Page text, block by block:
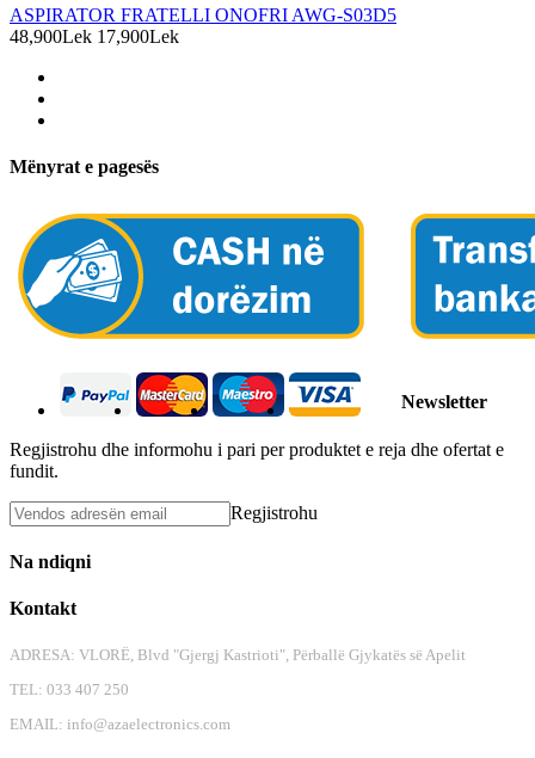
ASPIRATOR FRATELLI ONOFRI AWG-S03D5
48,900Lek 17,900Lek
Mënyrat e pagesës
Newsletter
Regjistrohu dhe informohu i pari per produktet e reja dhe ofertat e
fundit.
Regjistrohu
Na ndiqni
Kontakt
ADRESA: VLORË, Blvd "Gjergj Kastrioti", Përballë Gjykatës së Apelit
TEL: 033 407 250
EMAIL: info@azaelectronics.com